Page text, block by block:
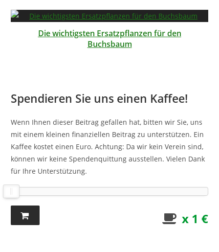
Die wichtigsten Ersatzpflanzen für den
Buchsbaum
Spendieren Sie uns einen Kaffee!
Wenn Ihnen dieser Beitrag gefallen hat, bitten wir Sie, uns
mit einem kleinen finanziellen Beitrag zu unterstützen. Ein
Kaffee kostet einen Euro. Achtung: Da wir kein Verein sind,
können wir keine Spendenquittung ausstellen. Vielen Dank
für Ihre Unterstützung.
x 1 €